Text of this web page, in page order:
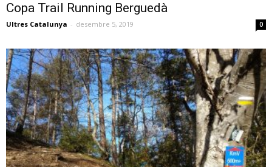
Copa Trail Running Berguedà
Ultres Catalunya - desembre 5, 2019 0